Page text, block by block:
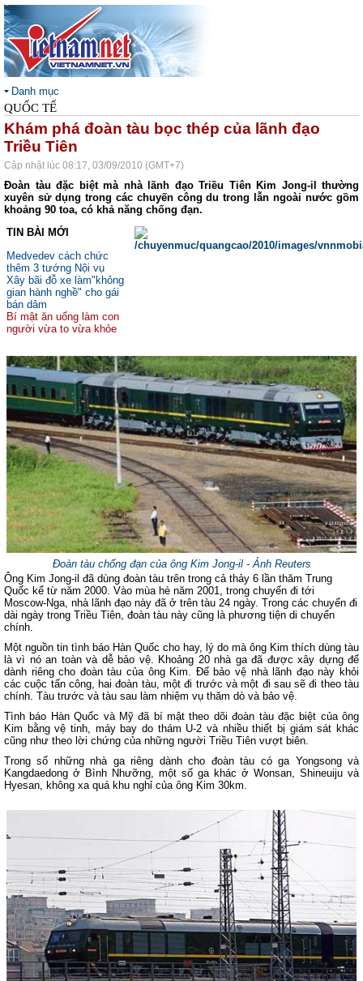
Danh mục
QUỐC TẾ
Khám phá đoàn tàu bọc thép của lãnh đạo
Triều Tiên
Cập nhật lúc 08:17, 03/09/2010 (GMT+7)
Đoàn tàu đặc biệt mà nhà lãnh đạo Triều Tiên Kim Jong-il thường
xuyên sử dụng trong các chuyến công du trong lẫn ngoài nước gồm
khoảng 90 toa, có khả năng chống đạn.
TIN BÀI MỚI
Medvedev cách chức
thêm 3 tướng Nội vụ
Xây bãi đỗ xe làm"không
gian hành nghề" cho gái
bán dâm
Bí mật ăn uống làm con
người vừa to vừa khỏe
Đoàn tàu chống đạn của ông Kim Jong-il - Ảnh Reuters
Ông Kim Jong-il đã dùng đoàn tàu trên trong cả thảy 6 lần thăm Trung
Quốc kể từ năm 2000. Vào mùa hè năm 2001, trong chuyến đi tới
Moscow-Nga, nhà lãnh đạo này đã ở trên tàu 24 ngày. Trong các chuyến đi
dài ngày trong Triều Tiên, đoàn tàu này cũng là phương tiện di chuyển
chính.
Một nguồn tin tình báo Hàn Quốc cho hay, lý do mà ông Kim thích dùng tàu
là vì nó an toàn và dễ bảo vệ. Khoảng 20 nhà ga đã được xây dựng để
dành riêng cho đoàn tàu của ông Kim. Để bảo vệ nhà lãnh đạo này khỏi
các cuộc tấn công, hai đoàn tàu, một đi trước và một đi sau sẽ đi theo tàu
chính. Tàu trước và tàu sau làm nhiệm vụ thăm dò và bảo vệ.
Tình báo Hàn Quốc và Mỹ đã bí mật theo dõi đoàn tàu đặc biệt của ông
Kim bằng vệ tinh, máy bay do thám U-2 và nhiều thiết bị giám sát khác
cũng như theo lời chứng của những người Triều Tiên vượt biên.
Trong số những nhà ga riêng dành cho đoàn tàu có ga Yongsong và
Kangdaedong ở Bình Nhưỡng, một số ga khác ở Wonsan, Shineuiju và
Hyesan, không xa quá khu nghỉ của ông Kim 30km.